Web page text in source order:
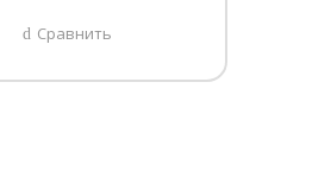
Сравнить